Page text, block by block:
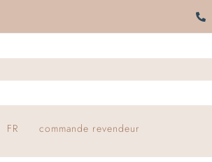
FR commande revendeur